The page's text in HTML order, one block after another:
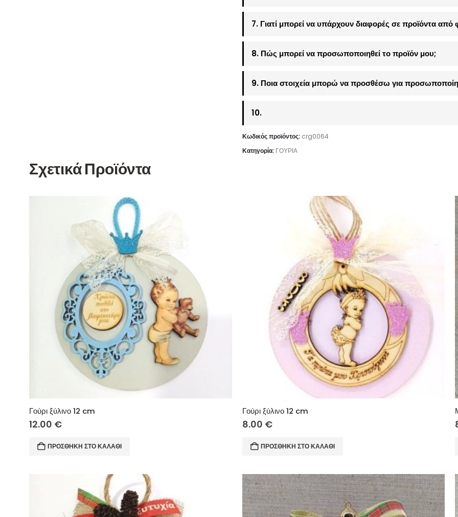
7. Γιατί μπορεί να υπάρχουν διαφορές σε προϊόντα από
8. Πώς μπορεί να προσωποποιηθεί το προϊόν μου;
9. Ποια στοιχεία μπορώ να προσθέσω για
10.
Κωδικός προϊόντος: crg0064
Κατηγορία: ΓΟΥΡΙΑ
Σχετικά Προϊόντα
Γούρι ξύλινο 12 cm
12.00 €
ΠΡΟΣΘΉΚΗ ΣΤΟ ΚΑΛΆΘΙ
Γούρι ξύλινο 12 cm
8.00 €
ΠΡΟΣΘΉΚΗ ΣΤΟ ΚΑΛΆΘΙ